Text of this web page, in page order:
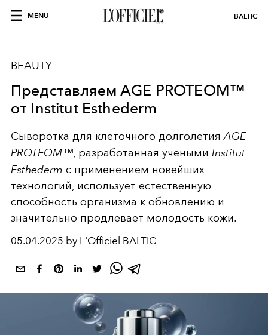
MENU BALTIC
BEAUTY
Представляем AGE PROTEOM™
от Institut Esthederm
Cыворотка для клеточного долголетияAGE
PROTEOM™, разработанная учеными Institut
Esthederm с применением новейших
технологий, использует естественную
способность организма к обновлению и
значительно продлевает молодость кожи.
05.04.2025 by L'Officiel BALTIC